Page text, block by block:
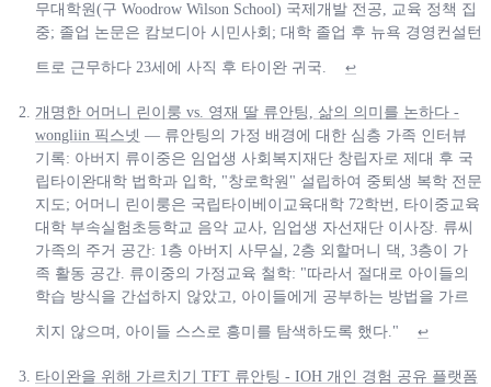
무대학원(구 Woodrow Wilson School) 국제개발 전공, 교육 정책 집
중; 졸업 논문은 캄보디아 시민사회; 대학 졸업 후 뉴욕 경영컨설턴
트로 근무하다 23세에 사직 후 타이완 귀국. ↩
개명한 어머니 린이룽 vs. 영재 딸 류안팅, 삶의 의미를 논하다 -
wongliin 픽스넷 — 류안팅의 가정 배경에 대한 심층 가족 인터뷰
기록: 아버지 류이중은 임업생 사회복지재단 창립자로 제대 후 국
립타이완대학 법학과 입학, "창로학원" 설립하여 중퇴생 복학 전문
지도; 어머니 린이룽은 국립타이베이교육대학 72학번, 타이중교육
대학 부속실험초등학교 음악 교사, 임업생 자선재단 이사장. 류씨
가족의 주거 공간: 1층 아버지 사무실, 2층 외할머니 댁, 3층이 가
족 활동 공간. 류이중의 가정교육 철학: "따라서 절대로 아이들의
학습 방식을 간섭하지 않았고, 아이들에게 공부하는 방법을 가르
치지 않으며, 아이들 스스로 흥미를 탐색하도록 했다." ↩
타이완을 위해 가르치기 TFT 류안팅 - IOH 개인 경험 공유 플랫폼